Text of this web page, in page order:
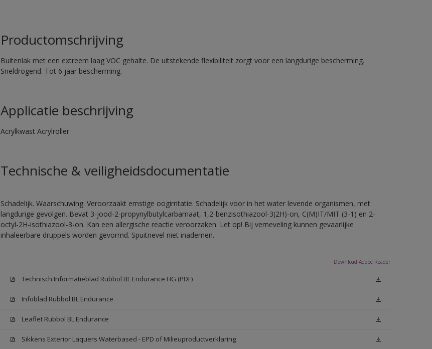
Productomschrijving
Buitenlak met een extreem laag VOC gehalte. De uitstekende flexibiliteit zorgt voor een langdurige bescherming.
Sneldrogend. Tot 6 jaar bescherming.
Applicatie beschrijving
Acrylkwast Acrylroller
Technische & veiligheidsdocumentatie
Schadelijk. Waarschuwing. Veroorzaakt ernstige oogirritatie. Schadelijk voor in het water levende organismen, met
langdurige gevolgen. Bevat 3-jood-2-propynylbutylcarbamaat, 1,2-benzisothiazool-3(2H)-on, C(M)IT/MIT (3-1) en 2-
octyl-2H-isothiazool-3-on. Kan een allergische reactie veroorzaken. Let op! Bij verneveling kunnen gevaarlijke
inhaleerbare druppels worden gevormd. Spuitnevel niet inademen.
Download Adobe Reader
Technisch Informatieblad Rubbol BL Endurance HG (PDF)
Infoblad Rubbol BL Endurance
Leaflet Rubbol BL Endurance
Sikkens Exterior Laquers Waterbased - EPD of Milieuproductverklaring